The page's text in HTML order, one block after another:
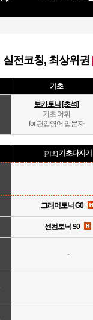
전코칭, 최상위권
기초
보카토닉 [초석]
기초 어휘
for 편입영어 입문자
[기초] 기초다지기
그래머토닉 G0
센컴토닉 S0
-